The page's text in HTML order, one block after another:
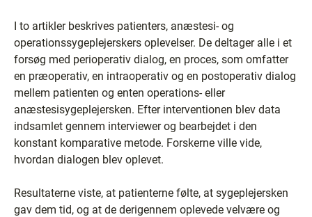
I to artikler beskrives patienters, anæstesi- og
operationssygeplejerskers oplevelser. De deltager alle i et
forsøg med perioperativ dialog, en proces, som omfatter
en præoperativ, en intraoperativ og en postoperativ dialog
mellem patienten og enten operations- eller
anæstesisygeplejersken. Efter interventionen blev data
indsamlet gennem interviewer og bearbejdet i den
konstant komparative metode. Forskerne ville vide,
hvordan dialogen blev oplevet.
Resultaterne viste, at patienterne følte, at sygeplejersken
gav dem tid, og at de derigennem oplevede velvære og